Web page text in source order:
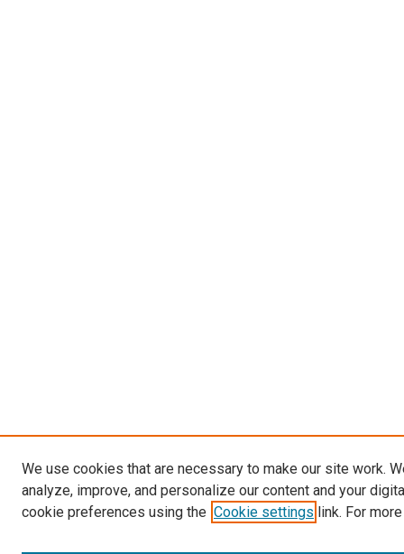
We use cookies that are necessary to make our site work.
analyze, improve, and personalize our content and your
cookie preferences using the Cookie settings link. For